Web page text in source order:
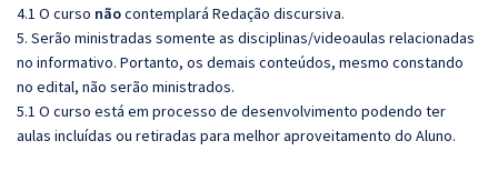
4.1 O curso nãocontemplará Redação discursiva.
5. Serão ministradas somente as disciplinas/videoaulas relacionadas
no informativo. Portanto, os demais conteúdos, mesmo constando
no edital, não serão ministrados.
5.1 O curso está em processo de desenvolvimento podendo ter
aulas incluídas ou retiradas para melhor aproveitamento do Aluno.